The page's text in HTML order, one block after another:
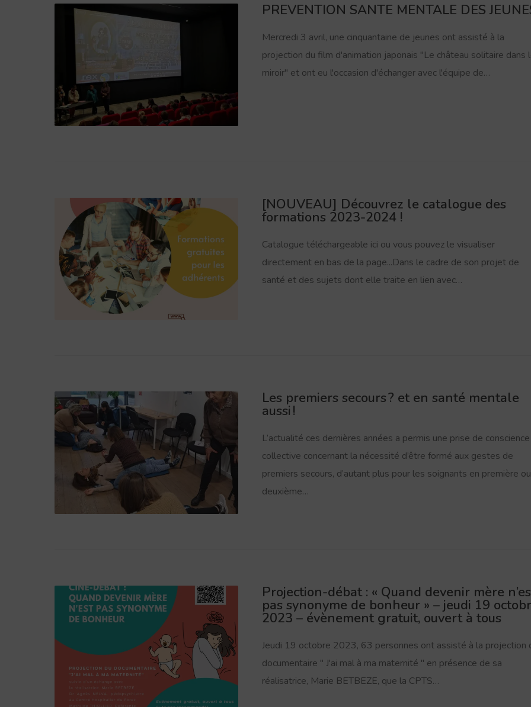
PREVENTION SANTE MENTALE DES
Mercredi 3 avril, une cinquantaine de jeunes ont assisté à la
projection du film d'animation japonais "Le château solitaire dans
miroir" et ont eu l'occasion d'échanger avec l'équipe de…
[NOUVEAU] Découvrez le catalogue des
formations 2023-2024 !
Catalogue téléchargeable ici ou vous pouvez le visualiser
directement en bas de la page...Dans le cadre de son projet de
santé et des sujets dont elle traite en lien avec…
Les premiers secours ? et en santé mentale
aussi !
L’actualité ces dernières années a permis une prise de conscience
collective concernant la nécessité d’être formé aux gestes de
premiers secours, d’autant plus pour les soignants en première ou
deuxième…
Projection-débat : « Quand devenir mère
pas synonyme de bonheur » – jeudi 19
2023 – évènement gratuit, ouvert à tous
Jeudi 19 octobre 2023, 63 personnes ont assisté à la projection
documentaire " J'ai mal à ma maternité " en présence de sa
réalisatrice, Marie BETBEZE, que la CPTS…